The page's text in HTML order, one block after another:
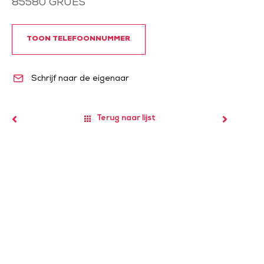
85580 GRUES
TOON TELEFOONNUMMER
Schrijf naar de eigenaar
Terug naar lijst